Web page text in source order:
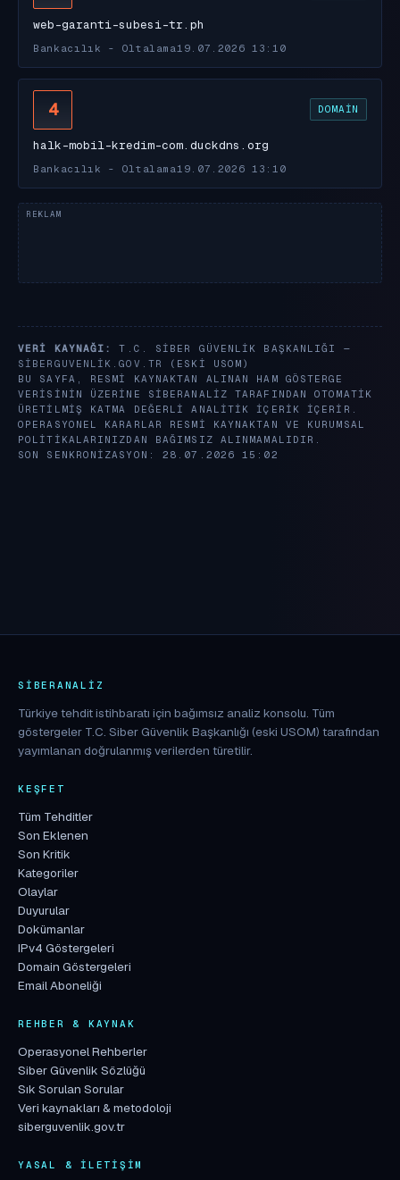
web-garanti-subesi-tr.ph
Bankacılık - Oltalama 19.07.2026 13:10
4 DOMAIN
halk-mobil-kredim-com.duckdns.org
Bankacılık - Oltalama 19.07.2026 13:10
VERI KAYNAĞI:
T.C. SIBER GÜVENLIK BAŞKANLIĞI —
SIBERGUVENLIK.GOV.TR
(ESKI USOM)
BU SAYFA, RESMI KAYNAKTAN ALINAN HAM GÖSTERGE
VERISININ ÜZERINE SIBERANALIZ TARAFINDAN OTOMATIK
ÜRETILMIŞ KATMA DEĞERLI ANALITIK IÇERIK IÇERIR.
OPERASYONEL KARARLAR RESMI KAYNAKTAN VE KURUMSAL
POLITIKALARINIZDAN BAĞIMSIZ ALINMAMALIDIR.
SON SENKRONIZASYON: 28.07.2026 15:02
SIBERANALIZ
Türkiye tehdit istihbaratı için bağımsız analiz konsolu. Tüm
göstergeler T.C. Siber Güvenlik Başkanlığı (eski USOM) tarafından
yayımlanan doğrulanmış verilerden türetilir.
KEŞFET
Tüm Tehditler
Son Eklenen
Son Kritik
Kategoriler
Olaylar
Duyurular
Dokümanlar
IPv4 Göstergeleri
Domain Göstergeleri
Email Aboneliği
REHBER & KAYNAK
Operasyonel Rehberler
Siber Güvenlik Sözlüğü
Sık Sorulan Sorular
Veri kaynakları & metodoloji
siberguvenlik.gov.tr
YASAL & İLETIŞIM